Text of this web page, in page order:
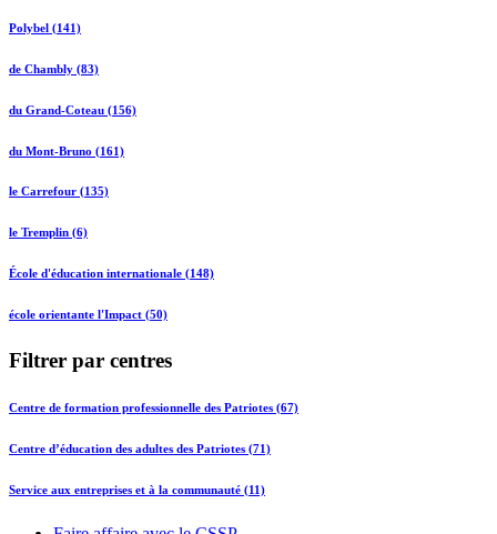
Polybel (141)
de Chambly (83)
du Grand-Coteau (156)
du Mont-Bruno (161)
le Carrefour (135)
le Tremplin (6)
École d'éducation internationale (148)
école orientante l'Impact (50)
Filtrer par centres
Centre de formation professionnelle des Patriotes (67)
Centre d’éducation des adultes des Patriotes (71)
Service aux entreprises et à la communauté (11)